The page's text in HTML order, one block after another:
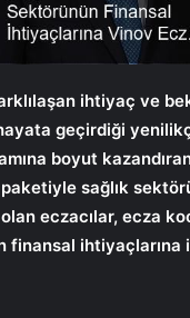
ihtiyaç ve
geçirdiği
boyut
sağlık
eczacılar, ecza
finansal